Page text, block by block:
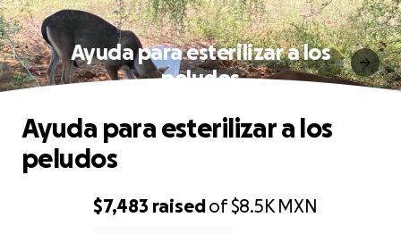
Ayuda para esterilizar a los
peludos
$7,483 raisedof$8.5K MXN
Ayuda para esterilizar a los
peludos